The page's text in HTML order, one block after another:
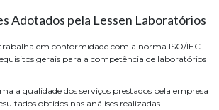
Adotados pela Lessen Laboratórios
em conformidade com a norma ISO/IEC
gerais para a competência de laboratórios
a qualidade dos serviços prestados pela empresa
obtidos nas análises realizadas.